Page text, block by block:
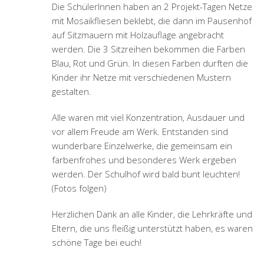
Die SchülerInnen haben an 2 Projekt-Tagen Netze
mit Mosaikfliesen beklebt, die dann im Pausenhof
auf Sitzmauern mit Holzauflage angebracht
werden. Die 3 Sitzreihen bekommen die Farben
Blau, Rot und Grün. In diesen Farben durften die
Kinder ihr Netze mit verschiedenen Mustern
gestalten.
Alle waren mit viel Konzentration, Ausdauer und
vor allem Freude am Werk. Entstanden sind
wunderbare Einzelwerke, die gemeinsam ein
farbenfrohes und besonderes Werk ergeben
werden. Der Schulhof wird bald bunt leuchten!
(Fotos folgen)
Herzlichen Dank an alle Kinder, die Lehrkräfte und
Eltern, die uns fleißig unterstützt haben, es waren
schöne Tage bei euch!